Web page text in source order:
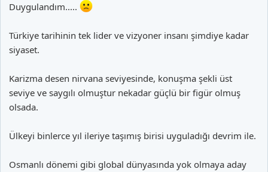
Duygulandım.....
Türkiye tarihinin tek lider ve vizyoner insanı şimdiye kadar
siyaset.
Karizma desen nirvana seviyesinde, konuşma şekli üst
seviye ve saygılı olmuştur nekadar güçlü bir figür olmuş
olsada.
Ülkeyi binlerce yıl ileriye taşımış birisi uyguladığı devrim ile.
Osmanlı dönemi gibi global dünyasında yok olmaya aday